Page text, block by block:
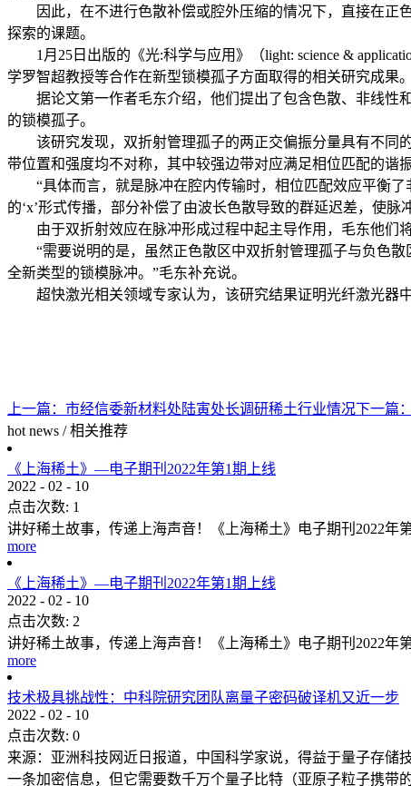
因此，在不进行色散补偿或腔外压缩的情况下，直接在
探索的课题。
1月25日出版的《光:科学与应用》（light: science &
学罗智超教授等合作在新型锁模孤子方面取得的相关研究成果。
据论文第一作者毛东介绍，他们提出了包含色散、非线性
的锁模孤子。
该研究发现，双折射管理孤子的两正交偏振分量具有不同
带位置和强度均不对称，其中较强边带对应满足相位匹配的谐
“具体而言，就是脉冲在腔内传输时，相位匹配效应平衡
的‘x’形式传播，部分补偿了由波长色散导致的群延迟差，使脉
由于双折射效应在脉冲形成过程中起主导作用，毛东他们
“需要说明的是，虽然正色散区中双折射管理孤子与负色
全新类型的锁模脉冲。”毛东补充说。
超快激光相关领域专家认为，该研究结果证明光纤激光器
上一篇： 市经信委新材料处陆寅处长调研稀土行业情况下一篇：
hot news / 相关推荐
《上海稀土》—电子期刊2022年第1期上线
2022 - 02 - 10
点击次数: 1
讲好稀土故事，传递上海声音！《上海稀土》电子期刊2022年
more
《上海稀土》—电子期刊2022年第1期上线
2022 - 02 - 10
点击次数: 2
讲好稀土故事，传递上海声音！《上海稀土》电子期刊2022年
more
技术极具挑战性：中科院研究团队离量子密码破译机又近一步
2022 - 02 - 10
点击次数: 0
来源：亚洲科技网近日报道，中国科学家说，得益于量子存
一条加密信息，但它需要数千万个量子比特（亚原子粒子携带